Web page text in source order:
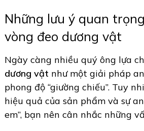
Những lưu ý quan
vòng đeo dương vật
Ngày càng nhiều quý ông lựa
dương vật như một giải pháp
phong độ “giường chiếu”. Tuy
hiệu quả của sản phẩm và sự
em”, bạn nên cân nhắc những